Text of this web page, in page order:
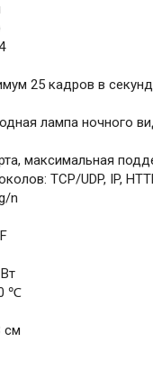
25 кадров в
лампа ночного
максимальная
TCP/UDP, IP,
n
℃
см